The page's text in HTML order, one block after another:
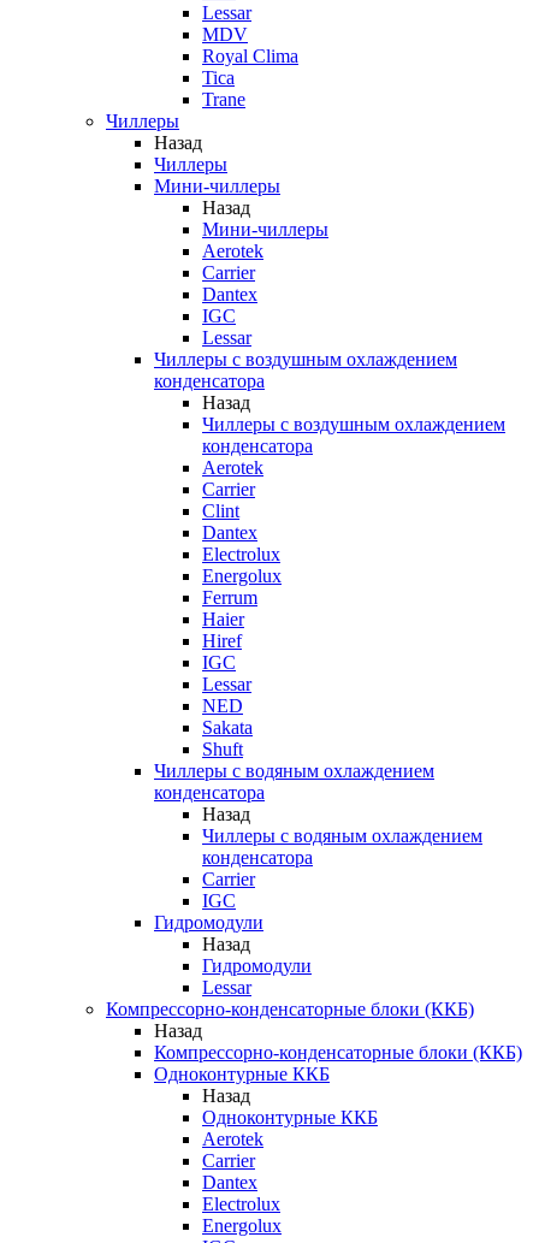
Lessar
MDV
Royal Clima
Tica
Trane
Чиллеры
Назад
Чиллеры
Мини-чиллеры
Назад
Мини-чиллеры
Aerotek
Carrier
Dantex
IGC
Lessar
Чиллеры с воздушным охлаждением
конденсатора
Назад
Чиллеры с воздушным охлаждением
конденсатора
Aerotek
Carrier
Clint
Dantex
Electrolux
Energolux
Ferrum
Haier
Hiref
IGC
Lessar
NED
Sakata
Shuft
Чиллеры с водяным охлаждением
конденсатора
Назад
Чиллеры с водяным охлаждением
конденсатора
Carrier
IGC
Гидромодули
Назад
Гидромодули
Lessar
Компрессорно-конденсаторные блоки (ККБ)
Назад
Компрессорно-конденсаторные блоки (ККБ)
Одноконтурные ККБ
Назад
Одноконтурные ККБ
Aerotek
Carrier
Dantex
Electrolux
Energolux